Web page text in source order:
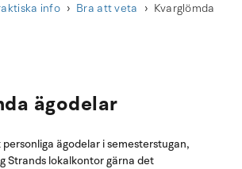
info Bra att veta
Kvarglömda
ägodelar
ägodelar i semesterstugan,
Strands lokalkontor gärna det